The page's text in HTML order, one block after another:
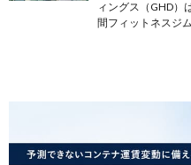
ィングス（GHD）
間フィットネスジ